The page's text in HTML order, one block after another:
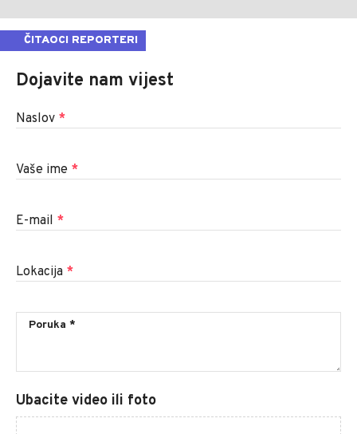
ČITAOCI REPORTERI
Dojavite nam vijest
Naslov *
Vaše ime *
E-mail *
Lokacija *
Ubacite video ili foto